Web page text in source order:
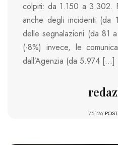
colpiti: da 1.150 a 3.302.
anche degli incidenti (da
delle segnalazioni (da 81
(-8%) invece, le
dall’Agenzia (da 5.974 […]
75126